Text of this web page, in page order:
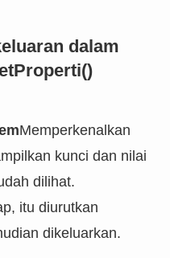
dalam
Memperkenalkan
kunci dan nilai
dilihat.
itu diurutkan
dikeluarkan.